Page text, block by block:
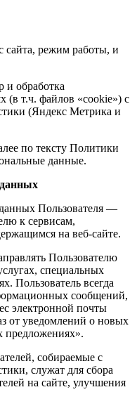
сайта, режим работы, и
и обработка
(в т.ч. файлов «cookie») с
(Яндекс Метрика и
по тексту Политики
данные.
Пользователя —
к сервисам,
на веб-сайте.
Пользователю
специальных
Пользователь всегда
сообщений,
электронной почты
от уведомлений о новых
предложениях».
собираемые с
служат для сбора
на сайте, улучшения